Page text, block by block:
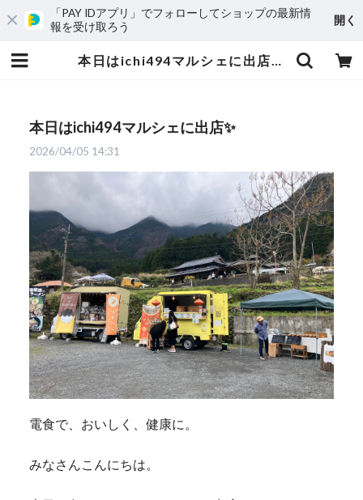
「PAY IDアプリ」でフォローしてショップの最新情
報を受け取ろう
開く
本日はichi494マルシェに出店✨ | 愛媛発の自然食品店 電子食品流通研究所オンラインストア｜電食で、おいしく、健康に
本日はichi494マルシェに出店✨
2026/04/05 14:31
電食で、おいしく、健康に。
みなさんこんにちは。